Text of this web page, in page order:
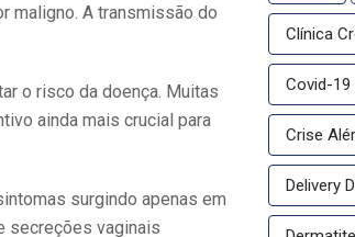
maligno. A transmissão do
o risco da doença. Muitas
ainda mais crucial para
surgindo apenas em
secreções vaginais
Clínica
Covid-19
Crise
Delivery